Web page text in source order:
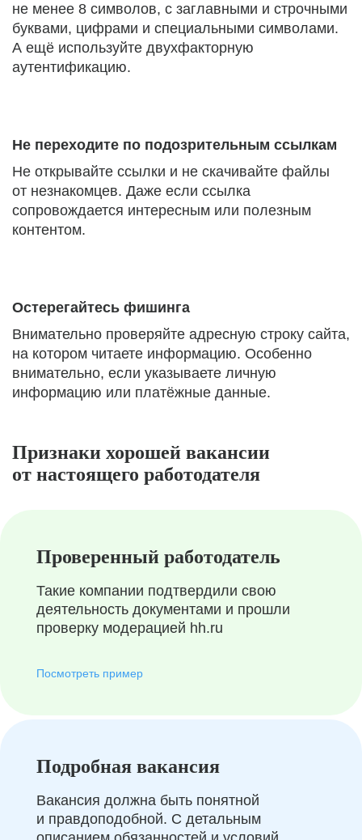
не менее 8 символов, с заглавными и строчными
буквами, цифрами и специальными символами.
А ещё используйте двухфакторную
аутентификацию.
Не переходите по подозрительным ссылкам
Не открывайте ссылки и не скачивайте файлы
от незнакомцев. Даже если ссылка
сопровождается интересным или полезным
контентом.
Остерегайтесь фишинга
Внимательно проверяйте адресную строку сайта,
на котором читаете информацию. Особенно
внимательно, если указываете личную
информацию или платёжные данные.
Признаки хорошей вакансии
от настоящего работодателя
Проверенный работодатель
Такие компании подтвердили свою
деятельность документами и прошли
проверку модерацией hh.ru
Посмотреть пример
Подробная вакансия
Вакансия должна быть понятной
и правдоподобной. С детальным